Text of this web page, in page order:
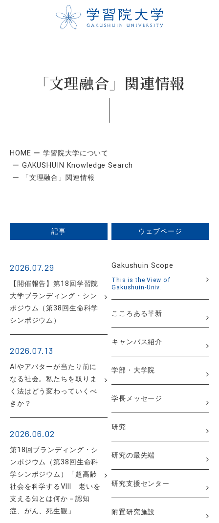
「文理融合」関連情報
HOME
学習院大学について
GAKUSHUIN Knowledge Search
「文理融合」関連情報
記事
2026.07.29
【開催報告】第18回学習院
大学ブランディング・シン
ポジウム（第38回生命科学
シンポジウム）
2026.07.13
AIやアバターが当たり前に
なる社会。私たちを取りま
く法はどう変わっていくべ
きか？
2026.06.02
第18回ブランディング・シ
ンポジウム（第38回生命科
学シンポジウム）「超高齢
社会を科学するⅧ 老いを
支える知とは何か－認知
症、がん、死生観」
ウェブページ
Gakushuin Scope
This is the View of
Gakushuin-Univ.
こころある革新
キャンパス紹介
学部・大学院
学長メッセージ
研究
研究の最先端
研究支援センター
附置研究施設